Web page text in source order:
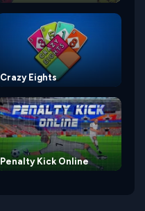
Crazy Eights
Penalty Kick Online